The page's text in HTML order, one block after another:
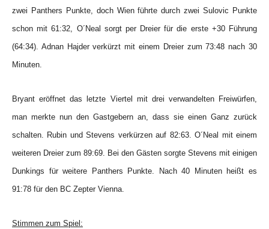
zwei Panthers Punkte, doch Wien führte durch zwei Sulovic Punkte
schon mit 61:32, O´Neal sorgt per Dreier für die erste +30 Führung
(64:34). Adnan Hajder verkürzt mit einem Dreier zum 73:48 nach 30
Minuten.
Bryant eröffnet das letzte Viertel mit drei verwandelten Freiwürfen,
man merkte nun den Gastgebern an, dass sie einen Ganz zurück
schalten. Rubin und Stevens verkürzen auf 82:63. O´Neal mit einem
weiteren Dreier zum 89:69. Bei den Gästen sorgte Stevens mit einigen
Dunkings für weitere Panthers Punkte. Nach 40 Minuten heißt es
91:78 für den BC Zepter Vienna.
Stimmen zum Spiel: